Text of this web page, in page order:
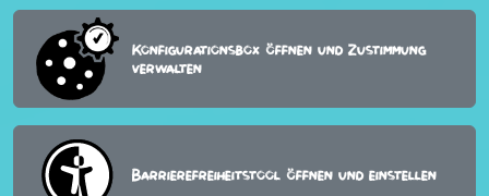
Konfigurationsbox öffnen und Zustimmung
verwalten
Barrierefreiheitstool öffnen und einstellen